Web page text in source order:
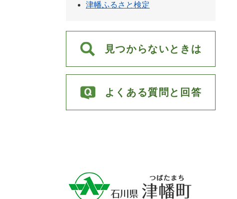
津幡ふるさと検定
見つからないときは
よくある質問と回答